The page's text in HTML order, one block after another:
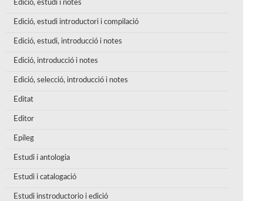
Edició, estudi i notes
Edició, estudi introductori i compilació
Edició, estudi, introducció i notes
Edició, introducció i notes
Edició, selecció, introducció i notes
Editat
Editor
Epíleg
Estudi i antologia
Estudi i catalogació
Estudi instroductorio i edició